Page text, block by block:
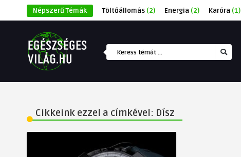
Népszerű Témák Töltőállomás (2) Energia (2) Karóra (1)
Cikkeink ezzel a címkével: Dísz